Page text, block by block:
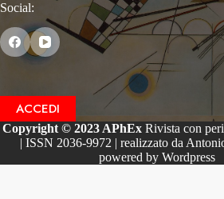
Social:
ACCEDI
Copyright © 2023 APhExRivista con
| ISSN 2036-9972 | realizzato da
powered by Wordpress